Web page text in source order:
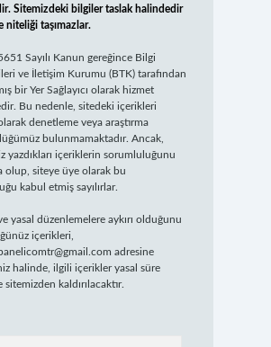
Sitemizdeki bilgiler taslak halindedir
niteliği taşımazlar.
Sayılı Kanun gereğince Bilgi
ve İletişim Kurumu (BTK) tarafından
bir Yer Sağlayıcı olarak hizmet
Bu nedenle, sitedeki içerikleri
denetleme veya araştırma
bulunmamaktadır. Ancak,
yazdıkları içeriklerin sorumluluğunu
olup, siteye üye olarak bu
kabul etmiş sayılırlar.
yasal düzenlemelere aykırı olduğunu
içerikleri,
adresine
halinde, ilgili içerikler yasal süre
sitemizden kaldırılacaktır.